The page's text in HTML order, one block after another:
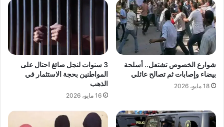
شوارع الخصوص تشتعل.. أسلحة
بيضاء وإصابات ثم تصالح عائلي
18 مايو، 2026
3 سنوات لنجل صائغ احتال على
المواطنين بحجة الاستثمار في
الذهب
16 مايو، 2026